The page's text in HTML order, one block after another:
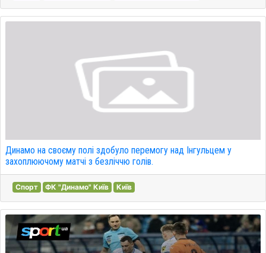
Динамо на своєму полі здобуло перемогу над Інгульцем у
захоплюючому матчі з безліччю голів.
Спорт ФК "Динамо" Київ Київ